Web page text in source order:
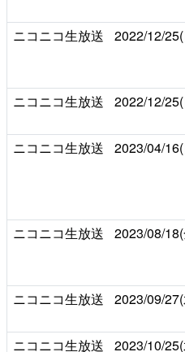
ニコニコ生放送 2022/12/
ニコニコ生放送 2022/12/
ニコニコ生放送 2023/04/
ニコニコ生放送 2023/08/
ニコニコ生放送 2023/09/
ニコニコ生放送 2023/10/